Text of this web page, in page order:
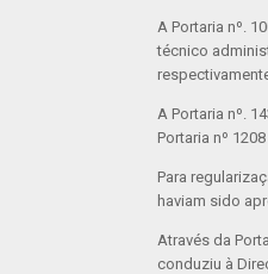
A Portaria nº.
técnico
A Portaria nº.
Portaria nº
Para
haviam sido
Através da
conduziu à